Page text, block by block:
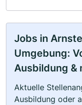
Jobs in
Umgebung:
Ausbildung &
Aktuelle
Ausbildung oder